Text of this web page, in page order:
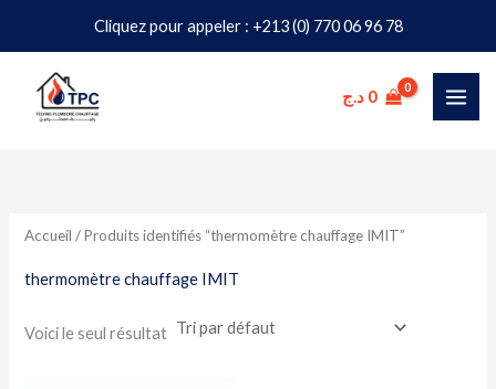
Cliquez pour appeler : +213 (0) 770 06 96 78
contenu
0 د.ج
Accueil / Produits identifiés “thermomètre chauffage IMIT”
thermomètre chauffage IMIT
Voici le seul résultat